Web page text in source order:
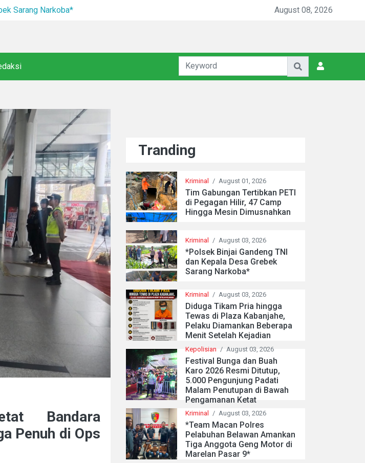
Narkoba* August 08, 2026
Bandara
Penuh di Ops
Tranding
Kriminal / August 01, 2026
Tim Gabungan Tertibkan PETI
di Pegagan Hilir, 47 Camp
Hingga Mesin Dimusnahkan
Kriminal / August 03, 2026
*Polsek Binjai Gandeng TNI
dan Kepala Desa Grebek
Sarang Narkoba*
Kriminal / August 03, 2026
Diduga Tikam Pria hingga
Tewas di Plaza Kabanjahe,
Pelaku Diamankan Beberapa
Menit Setelah Kejadian
Kepolisian / August 03, 2026
Festival Bunga dan Buah
Karo 2026 Resmi Ditutup,
5.000 Pengunjung Padati
Malam Penutupan di Bawah
Pengamanan Ketat
Kriminal / August 03, 2026
*Team Macan Polres
Pelabuhan Belawan Amankan
Tiga Anggota Geng Motor di
Marelan Pasar 9*